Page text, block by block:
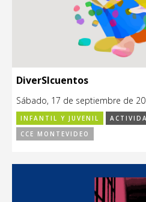
DiverSIcuentos
Sábado, 17 de septiembre de
INFANTIL Y JUVENIL
CCE MONTEVIDEO